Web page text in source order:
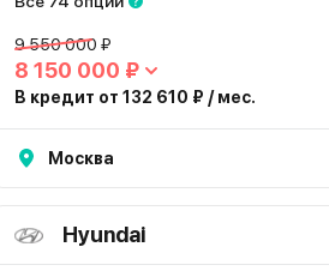
9 550 000 ₽
8 150 000 ₽
В кредит от 132 610 ₽ / мес.
Москва
Hyundai